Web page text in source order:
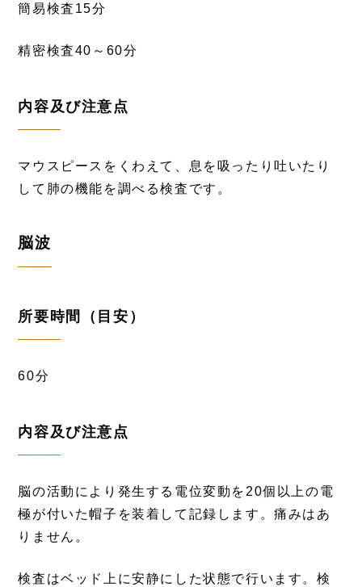
簡易検査15分
精密検査40～60分
内容及び注意点
マウスピースをくわえて、息を吸ったり吐いたり
して肺の機能を調べる検査です。
脳波
所要時間（目安）
60分
内容及び注意点
脳の活動により発生する電位変動を20個以上の電
極が付いた帽子を装着して記録します。痛みはあ
りません。
検査はベッド上に安静にした状態で行います。検